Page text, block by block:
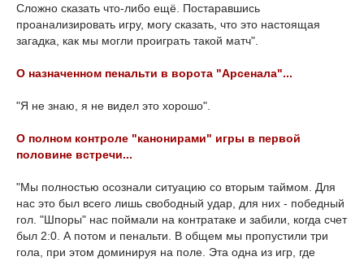
Сложно сказать что-либо ещё. Постаравшись
проанализировать игру, могу сказать, что это настоящая
загадка, как мы могли проиграть такой матч".
О назначенном пенальти в ворота "Арсенала"...
"Я не знаю, я не видел это хорошо".
О полном контроле "канонирами" игры в первой
половине встречи...
"Мы полностью осознали ситуацию со вторым таймом. Для
нас это был всего лишь свободный удар, для них - победный
гол. "Шпоры" нас поймали на контратаке и забили, когда счет
был 2:0. А потом и пенальти. В общем мы пропустили три
гола, при этом доминируя на поле. Эта одна из игр, где